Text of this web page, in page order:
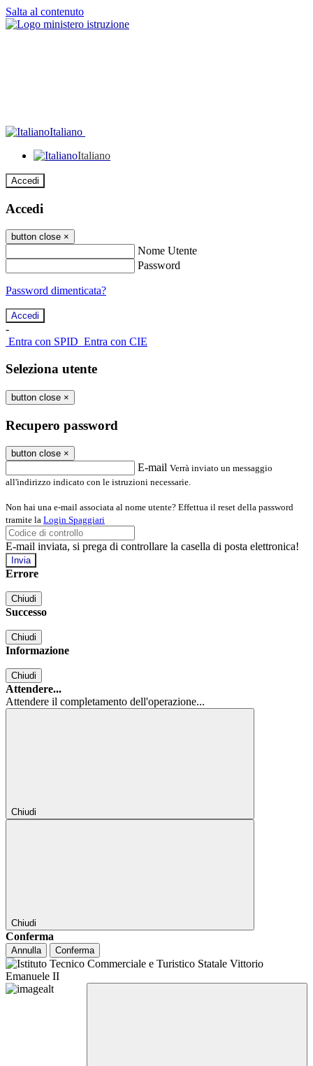
Salta al contenuto
Italiano
Italiano
Accedi
Accedi
button close ×
Nome Utente
Password
Password dimenticata?
-
Entra con SPID Entra con CIE
Seleziona utente
button close ×
Recupero password
button close ×
E-mail Verrà inviato un messaggio
all'indirizzo indicato con le istruzioni necessarie.
Non hai una e-mail associata al nome utente? Effettua il reset della password
tramite la Login Spaggiari
E-mail inviata, si prega di controllare la casella di posta elettronica!
Errore
Chiudi
Successo
Chiudi
Informazione
Chiudi
Attendere...
Attendere il completamento dell'operazione...
Chiudi
Chiudi
Conferma
Annulla Conferma